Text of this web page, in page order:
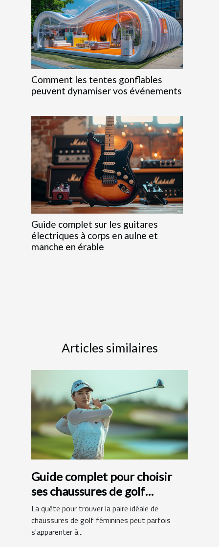
Comment les tentes gonflables
peuvent dynamiser vos événements
Guide complet sur les guitares
électriques à corps en aulne et
manche en érable
Articles similaires
Guide complet pour choisir
ses chaussures de golf
féminines
La quête pour trouver la paire idéale de
chaussures de golf féminines peut parfois
s'apparenter à...